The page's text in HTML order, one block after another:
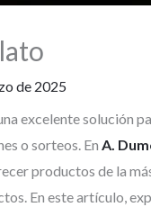
de 2025
excelente solución
o sorteos. En A.
productos de la
En este artículo,